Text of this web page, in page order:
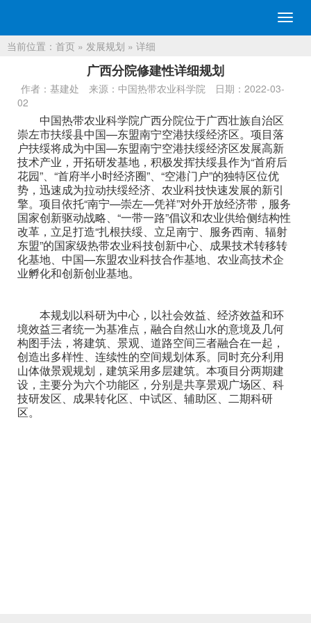
切
换
当前位置： 首页 » 发展规划 » 详细
广西分院修建性详细规划
作者：基建处 来源：中国热带农业科学院
日期：2022-03-
02
中国热带农业科学院广西分院位于广西壮族自治区
崇左市扶绥县中国—东盟南宁空港扶绥经济区。项目落
户扶绥将成为中国—东盟南宁空港扶绥经济区发展高新
技术产业，开拓研发基地，积极发挥扶绥县作为“首府后
花园”、“首府半小时经济圈”、“空港门户”的独特区位优
势，迅速成为拉动扶绥经济、农业科技快速发展的新引
擎。项目依托“南宁—崇左—凭祥”对外开放经济带，服务
国家创新驱动战略、“一带一路”倡议和农业供给侧结构性
改革，立足打造“扎根扶绥、立足南宁、服务西南、辐射
东盟”的国家级热带农业科技创新中心、成果技术转移转
化基地、中国—东盟农业科技合作基地、农业高技术企
业孵化和创新创业基地。
本规划以科研为中心，以社会效益、经济效益和环
境效益三者统一为基准点，融合自然山水的意境及几何
构图手法，将建筑、景观、道路空间三者融合在一起，
创造出多样性、连续性的空间规划体系。同时充分利用
山体做景观规划，建筑采用多层建筑。本项目分两期建
设，主要分为六个功能区，分别是共享景观广场区、科
技研发区、成果转化区、中试区、辅助区、二期科研
区。